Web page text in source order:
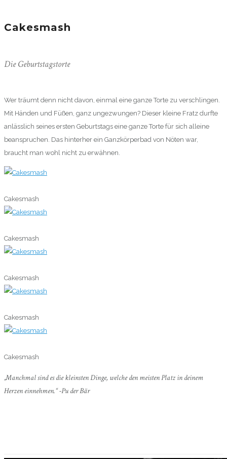
Cakesmash
Die Geburtstagstorte
Wer träumt denn nicht davon, einmal eine ganze Torte zu verschlingen.
Mit Händen und Füßen, ganz ungezwungen? Dieser kleine Fratz durfte
anlässlich seines ersten Geburtstags eine ganze Torte für sich alleine
beanspruchen. Das hinterher ein Ganzkörperbad von Nöten war,
braucht man wohl nicht zu erwähnen.
Cakesmash
Cakesmash
Cakesmash
Cakesmash
Cakesmash
„Manchmal sind es die kleinsten Dinge, welche den meisten Platz in deinem
Herzen einnehmen.“ -Pu der Bär